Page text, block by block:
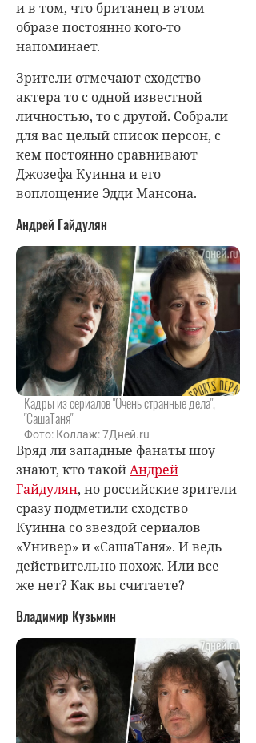
и в том, что британец в этом
образе постоянно кого-то
напоминает.
Зрители отмечают сходство
актера то с одной известной
личностью, то с другой. Собрали
для вас целый список персон, с
кем постоянно сравнивают
Джозефа Куинна и его
воплощение Эдди Мансона.
Андрей Гайдулян
Кадры из сериалов "Очень странные дела",
"СашаТаня"
Фото: Коллаж: 7Дней.ru
Вряд ли западные фанаты шоу
знают, кто такойАндрей
Гайдулян, но российские зрители
сразу подметили сходство
Куинна со звездой сериалов
«Универ» и «СашаТаня». И ведь
действительно похож. Или все
же нет? Как вы считаете?
Владимир Кузьмин